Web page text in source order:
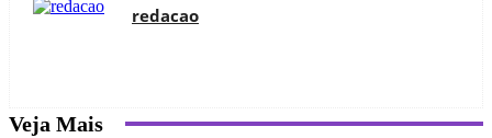
redacao
Veja Mais